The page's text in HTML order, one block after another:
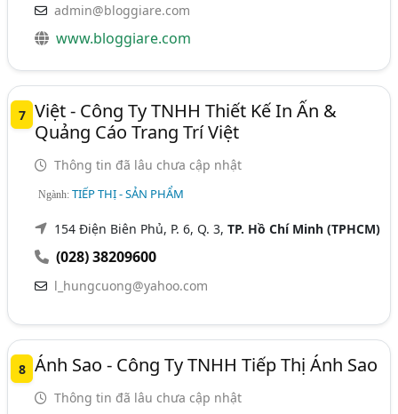
admin@bloggiare.com
www.bloggiare.com
7 Việt - Công Ty TNHH Thiết Kế In Ấn &
Quảng Cáo Trang Trí Việt
Thông tin đã lâu chưa cập nhật
Ngành:TIẾP THỊ - SẢN PHẨM
154 Điện Biên Phủ, P. 6, Q. 3,TP. Hồ Chí Minh (TPHCM)
(028) 38209600
l_hungcuong@yahoo.com
8 Ánh Sao - Công Ty TNHH Tiếp Thị Ánh Sao
Thông tin đã lâu chưa cập nhật